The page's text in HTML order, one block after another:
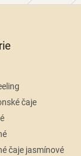
čaje
čaje jasmínové